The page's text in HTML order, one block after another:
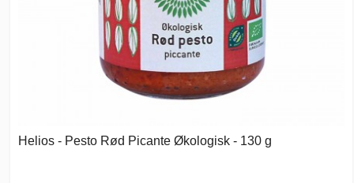
Helios - Pesto Rød Picante Økologisk - 130 g